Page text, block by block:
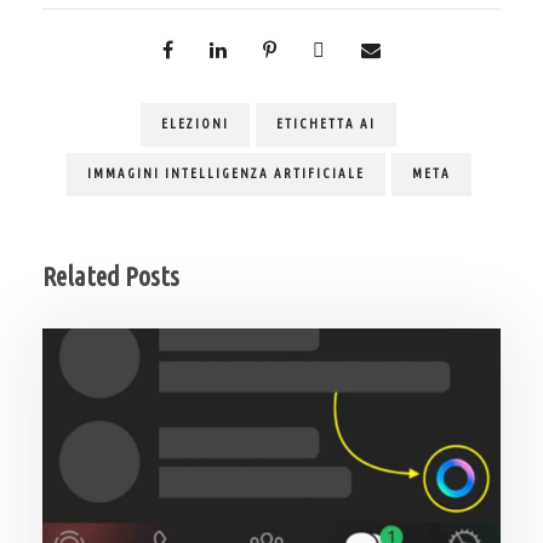
ELEZIONI ETICHETTA AI
IMMAGINI INTELLIGENZA ARTIFICIALE META
Related Posts